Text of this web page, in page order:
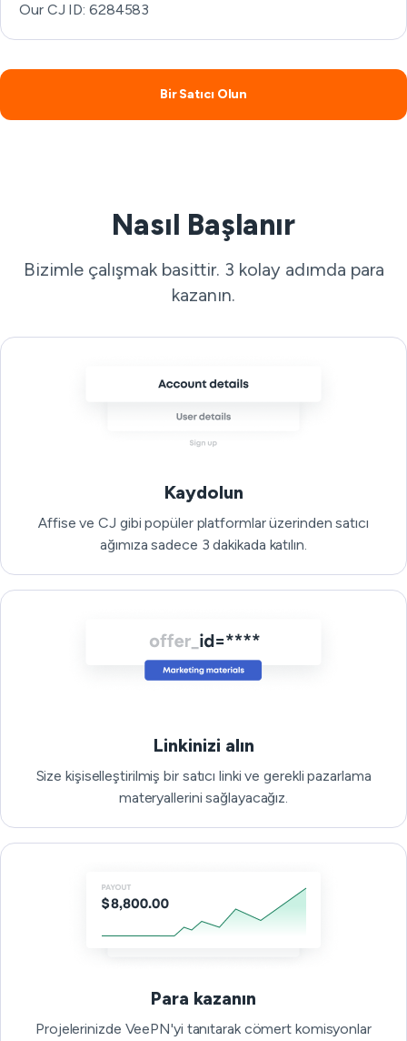
Our CJ ID: 6284583
Bir Satıcı Olun
Nasıl Başlanır
Bizimle çalışmak basittir. 3 kolay adımda para
kazanın.
Kaydolun
Affise ve CJ gibi popüler platformlar üzerinden satıcı
ağımıza sadece 3 dakikada katılın.
Linkinizi alın
Size kişiselleştirilmiş bir satıcı linki ve gerekli pazarlama
materyallerini sağlayacağız.
Para kazanın
Projelerinizde VeePN'yi tanıtarak cömert komisyonlar